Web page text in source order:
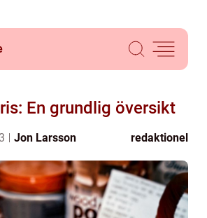
En grundlig översikt
Jon Larsson redaktionel